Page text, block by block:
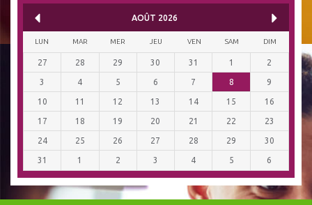
AOÛT 2026
LUN MAR MER JEU VEN SAM DIM
27 28 29 30 31 1 2
3 4 5 6 7 8 9
10 11 12 13 14 15 16
17 18 19 20 21 22 23
24 25 26 27 28 29 30
31 1 2 3 4 5 6